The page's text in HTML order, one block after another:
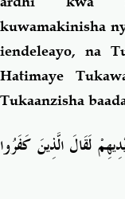
kuwamakinisha
iendeleayo, na
Hatimaye
Tukaanzisha
لَقَالَ الَّذِينَ كَفَرُوا